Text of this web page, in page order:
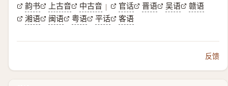
韵书 上古音 中古音 | 官话 晋语 吴语
赣语
湘语
闽语 粤语 平话 客语
反馈